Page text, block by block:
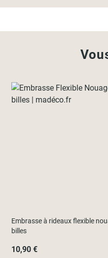
Embrasse à rideaux flexible
billes
10,90 €